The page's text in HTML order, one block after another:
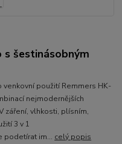
šestinásobným
použití Remmers HK-
nejmodernějších
záření, vlhkosti, plísním,
3 v 1
podetírat im... celý popis